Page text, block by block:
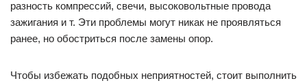
разность компрессий, свечи, высоковольтные провода
зажигания и т. Эти проблемы могут никак не проявляться
ранее, но обостриться после замены опор.
Чтобы избежать подобных неприятностей, стоит выполнить